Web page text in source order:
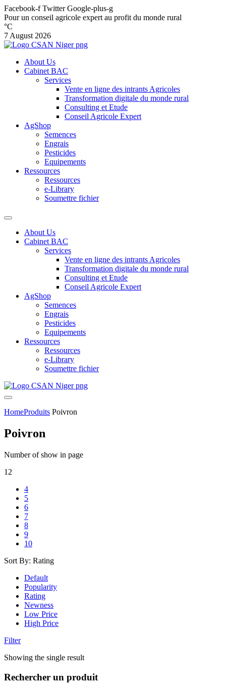
Facebook-f Twitter Google-plus-g
Pour un conseil agricole expert au profit du monde rural
°C
7 August 2026
About Us
Cabinet BAC
Services
Vente en ligne des intrants Agricoles
Transformation digitale du monde rural
Consulting et Etude
Conseil Agricole Expert
AgShop
Semences
Engrais
Pesticides
Equipements
Ressources
Ressources
e-Library
Soumettre fichier
About Us
Cabinet BAC
Services
Vente en ligne des intrants Agricoles
Transformation digitale du monde rural
Consulting et Etude
Conseil Agricole Expert
AgShop
Semences
Engrais
Pesticides
Equipements
Ressources
Ressources
e-Library
Soumettre fichier
HomeProduits Poivron
Poivron
Number of show in page
12
4
5
6
7
8
9
10
Sort By: Rating
Default
Popularity
Rating
Newness
Low Price
High Price
Filter
Showing the single result
Rechercher un produit